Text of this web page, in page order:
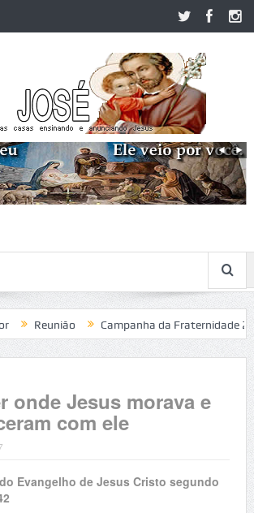
Reunião Campanha da Fraternidade 2020
onde Jesus morava e
com ele
Evangelho de Jesus Cristo segundo